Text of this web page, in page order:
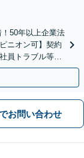
50年以上企業法
ニオン可】契約
員トラブル等、
】
お問い合わせ